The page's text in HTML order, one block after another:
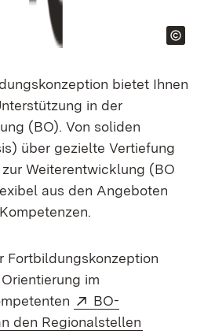
bietet Ihnen
in der
(BO). Von soliden
) über gezielte Vertiefung
Weiterentwicklung (BO
aus den Angeboten
Fortbildungskonzeption
im
Extern:
BO-
den Regionalstellen